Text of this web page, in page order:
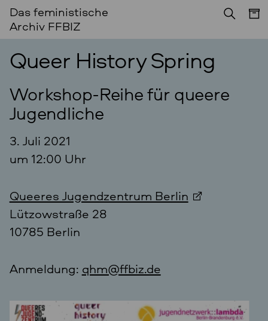
Das feministische
Archiv FFBIZ
Queer History Spring
Workshop-Reihe für queere
Jugendliche
3. Juli 2021
um 12:00 Uhr
Queeres Jugendzentrum Berlin
Lützowstraße 28
10785 Berlin
Anmeldung: qhm@ffbiz.de